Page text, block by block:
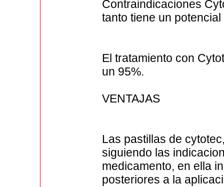
Contraindicaciones
tanto tiene un
El tratamiento con
un 95%.
VENTAJAS
Las pastillas de
siguiendo las
medicamento, en ella
posteriores a la